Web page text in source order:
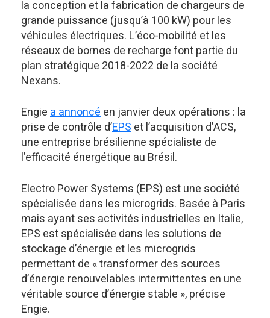
la conception et la fabrication de chargeurs de
grande puissance (jusqu’à 100 kW) pour les
véhicules électriques. L’éco-mobilité et les
réseaux de bornes de recharge font partie du
plan stratégique 2018-2022 de la société
Nexans.
Engiea annoncéen janvier deux opérations : la
prise de contrôle d’EPSet l’acquisition d’ACS,
une entreprise brésilienne spécialiste de
l’efficacité énergétique au Brésil.
Electro Power Systems (EPS) est une société
spécialisée dans les microgrids. Basée à Paris
mais ayant ses activités industrielles en Italie,
EPS est spécialisée dans les solutions de
stockage d’énergie et les microgrids
permettant de « transformer des sources
d’énergie renouvelables intermittentes en une
véritable source d’énergie stable », précise
Engie.